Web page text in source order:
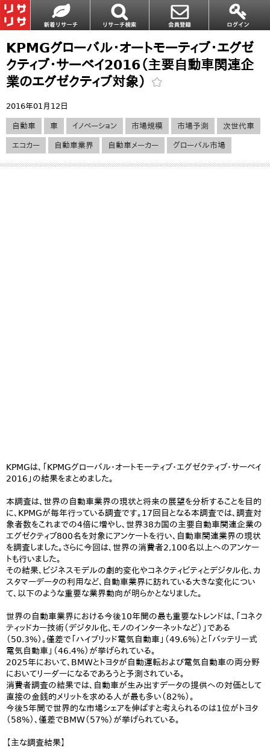
KPMGグローバル・オートモーティブ・エグゼ
クティブ・サーベイ2016（主要自動車関連企
業のエグゼクティブ対象）
2016年01月12日
自動車 車 イノベーション 市場規模 市場予測 次世代車
エコカー 自動車業界 自動車メーカー グローバル市場
KPMGは、「KPMGグローバル・オートモーティブ・エグゼクティブ・サーベイ
2016」の結果をまとめました。
本調査は、世界の自動車業界の現状と将来の展望を分析することを目的
に、KPMGが毎年行っている調査です。17回目となる本調査では、調査対
象者数をこれまでの4倍に増やし、世界38カ国の主要自動車関連企業の
エグゼクティブ800名を対象にアンケートを行い、自動車関連業界の現状
を調査しました。さらに今回は、世界の消費者2,100名以上へのアンケー
トも行いました。
その結果、ビジネスモデルの劇的変化やコネクティビティとデジタル化、カ
スタマーデータの利用など、自動車業界に訪れている大きな変化につい
て、以下のような重要な業界動向が明らかとなりました。
世界の自動車業界における今後10年間の最も重要なトレンドは、「コネク
ティッドカー技術（デジタル化、モノのインターネットなど）」である
（50.3%）。僅差で「ハイブリッド電気自動車」（49.6%）と「バッテリー式
電気自動車」（46.4%）が挙げられている。
2025年において、BMWとトヨタが自動運転および電気自動車の両分野
においてリーダーになるであろうと予測されている。
消費者調査の結果では、自動車が生み出すデータの提供への対価として
直接の金銭的メリットを求める人が最も多い（82%）。
今後5年間で世界的な市場シェアを伸ばすと考えられるのは1位がトヨタ
（58%）、僅差でBMW（57%）が挙げられている。
【主な調査結果】